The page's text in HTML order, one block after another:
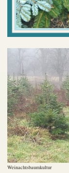
Weinachtsbaumkultur